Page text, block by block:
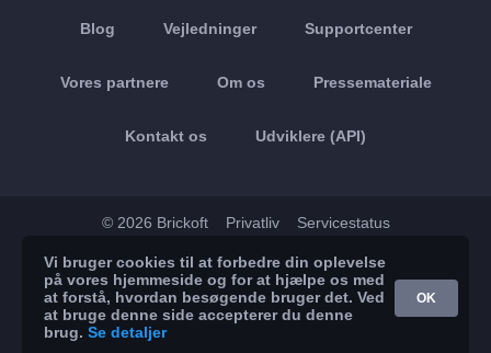
Blog Vejledninger Supportcenter
Vores partnere Om os Pressemateriale
Kontakt os Udviklere (API)
© 2026 Brickoft Privatliv Servicestatus
App Store Google Play
Vi bruger cookies til at forbedre din oplevelse
på vores hjemmeside og for at hjælpe os med
at forstå, hvordan besøgende bruger det. Ved
at bruge denne side accepterer du denne
brug. Se detaljer
OK